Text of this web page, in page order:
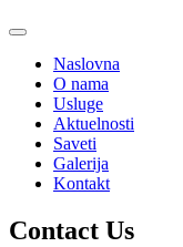
Naslovna
O nama
Usluge
Aktuelnosti
Saveti
Galerija
Kontakt
Contact Us